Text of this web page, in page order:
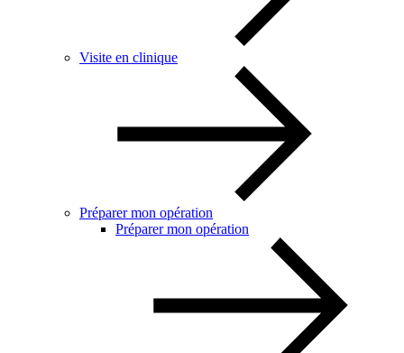
Visite en clinique
Préparer mon opération
Préparer mon opération